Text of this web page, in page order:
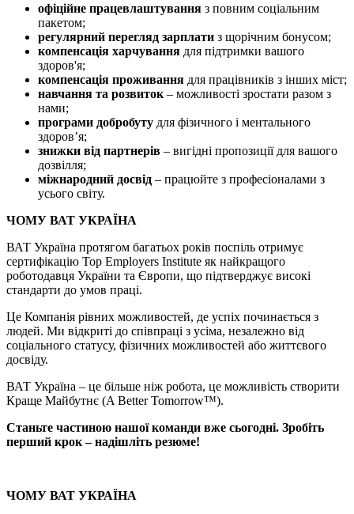
офіційне працевлаштування з повним соціальним
пакетом;
регулярний перегляд зарплати з щорічним бонусом;
компенсація харчування для підтримки вашого
здоров'я;
компенсація проживання для працівників з інших міст;
навчання та розвиток – можливості зростати разом з
нами;
програми добробуту для фізичного і ментального
здоров’я;
знижки від партнерів – вигідні пропозиції для вашого
дозвілля;
міжнародний досвід – працюйте з професіоналами з
усього світу.
ЧОМУ ВАТ УКРАЇНА
ВАТ Україна протягом багатьох років поспіль отримує
сертифікацію Top Employers Institute як найкращого
роботодавця України та Європи, що підтверджує високі
стандарти до умов праці.
Це Компанія рівних можливостей, де успіх починається з
людей. Ми відкриті до співпраці з усіма, незалежно від
соціального статусу, фізичних можливостей або життєвого
досвіду.
ВАТ Україна – це більше ніж робота, це можливість створити
Краще Майбутнє (A Better Tomorrow™).
Станьте частиною нашої команди вже сьогодні. Зробіть
перший крок – надішліть резюме!
ЧОМУ ВАТ УКРАЇНА